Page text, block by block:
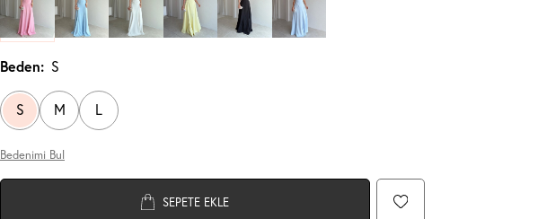
Beden: S
S M L
Bedenimi Bul
SEPETE EKLE